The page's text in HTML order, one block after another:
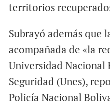
territorios
Subrayó además que
acompañada de «la
Universidad Nacional
Seguridad (Unes),
Policía Nacional